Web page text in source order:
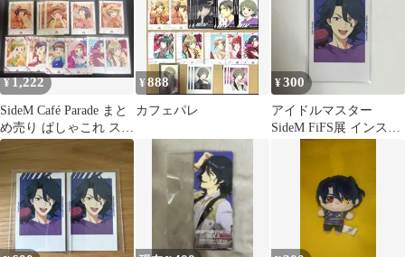
¥1,222
SideM Café Parade まと
め売り ぱしゃこれ スナ
ップマイド
¥888
カフェパレ
¥300
アイドルマスター
SideM FiFS展 インスタ
ント風フォトカード ア